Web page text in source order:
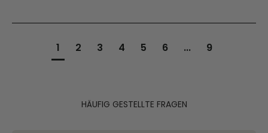
1 2 3 4 5 6 ... 9
HÄUFIG GESTELLTE FRAGEN